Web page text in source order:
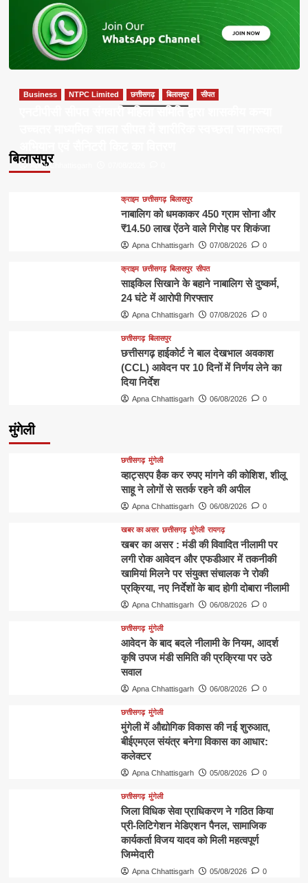
बिलासपुर
Business NTPC Limited छत्तीसगढ़ बिलासपुर सीपत
Apna Chhattisgarh
क्राइम छत्तीसगढ़ बिलासपुर
नाबालिग को धमकाकर 450 ग्राम सोना और
₹14.50 लाख ऐंठने वाले गिरोह पर शिकंजा
Apna Chhattisgarh 07/08/2026 0
क्राइम छत्तीसगढ़ बिलासपुर सीपत
साइकिल सिखाने के बहाने नाबालिग से दुष्कर्म,
24 घंटे में आरोपी गिरफ्तार
Apna Chhattisgarh 07/08/2026 0
छत्तीसगढ़ बिलासपुर
छत्तीसगढ़ हाईकोर्ट ने बाल देखभाल अवकाश
(CCL) आवेदन पर 10 दिनों में निर्णय लेने का
दिया निर्देश
Apna Chhattisgarh 06/08/2026 0
मुंगेली
छत्तीसगढ़ मुंगेली
व्हाट्सएप हैक कर रुपए मांगने की कोशिश, शीलू
साहू ने लोगों से सतर्क रहने की अपील
Apna Chhattisgarh 06/08/2026 0
खबर का असर छत्तीसगढ़ मुंगेली रायगढ़
खबर का असर : मंडी की विवादित नीलामी पर
लगी रोक आवेदन और एफडीआर में तकनीकी
खामियां मिलने पर संयुक्त संचालक ने रोकी
प्रक्रिया, नए निर्देशों के बाद होगी दोबारा नीलामी
Apna Chhattisgarh 06/08/2026 0
छत्तीसगढ़ मुंगेली
आवेदन के बाद बदले नीलामी के नियम, आदर्श
कृषि उपज मंडी समिति की प्रक्रिया पर उठे
सवाल
Apna Chhattisgarh 06/08/2026 0
छत्तीसगढ़ मुंगेली
मुंगेली में औद्योगिक विकास की नई शुरुआत,
बीईएमएल संयंत्र बनेगा विकास का आधार:
कलेक्टर
Apna Chhattisgarh 05/08/2026 0
छत्तीसगढ़ मुंगेली
जिला विधिक सेवा प्राधिकरण ने गठित किया
प्री-लिटिगेशन मेडिएशन पैनल, सामाजिक
कार्यकर्ता विजय यादव को मिली महत्वपूर्ण
जिम्मेदारी
Apna Chhattisgarh 05/08/2026 0